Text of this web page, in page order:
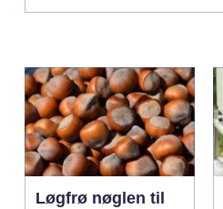
Løgfrø nøglen til